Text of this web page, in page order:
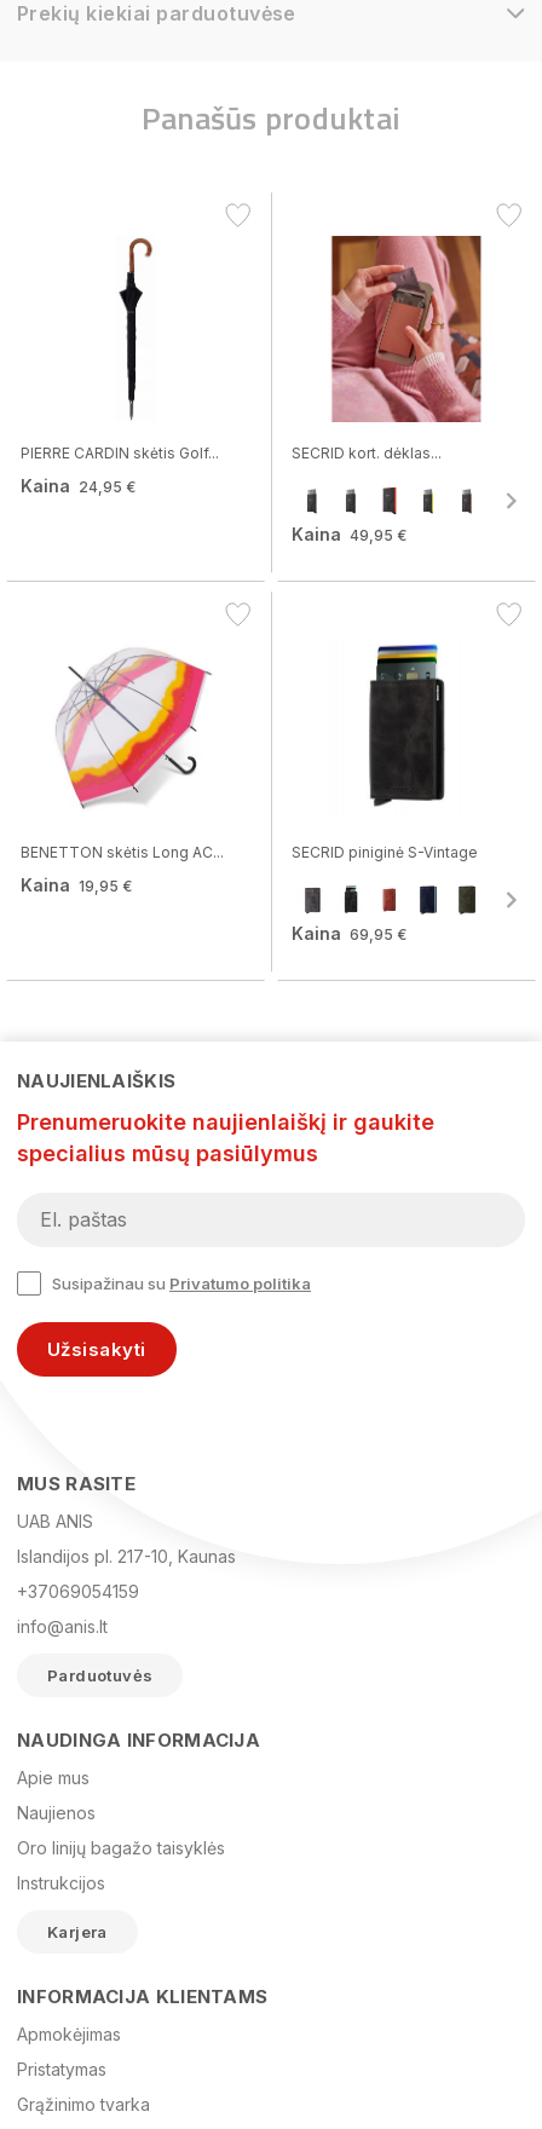
Prekių kiekiai parduotuvėse
Panašūs produktai
PIERRE CARDIN skėtis Golf...
Kaina 24,95 €
SECRID kort. dėklas...
Kaina 49,95 €
BENETTON skėtis Long AC...
Kaina 19,95 €
SECRID piniginė S-Vintage
Kaina 69,95 €
El. paštas
Žinutė
NAUJIENLAIŠKIS
Prenumeruokite naujienlaiškį ir gaukite
specialius mūsų pasiūlymus
Susipažinau su Privatumo politika
Užsisakyti
MUS RASITE
UAB ANIS
Islandijos pl. 217-10, Kaunas
+37069054159
info@anis.lt
Parduotuvės
NAUDINGA INFORMACIJA
Apie mus
Naujienos
Oro linijų bagažo taisyklės
Instrukcijos
Karjera
INFORMACIJA KLIENTAMS
Apmokėjimas
Pristatymas
Grąžinimo tvarka